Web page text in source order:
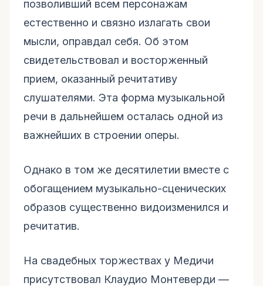
позволивший всем персонажам
естественно и связно излагать свои
мысли, оправдал себя. Об этом
свидетельствовал и восторженный
прием, оказанный речитативу
слушателями. Эта форма музыкальной
речи в дальнейшем осталась одной из
важнейших в строении оперы.
Однако в том же десятилетии вместе с
обогащением музыкально-сценических
образов существенно видоизменился и
речитатив.
На свадебных торжествах у Медичи
присутствовал Клаудио Монтеверди —